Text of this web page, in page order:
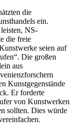
die
ein.
NS-
die freie
seien auf
Die großen
aus
Kunstgegenstände
Er forderte
von Kunstwerken
sollten. Dies würde